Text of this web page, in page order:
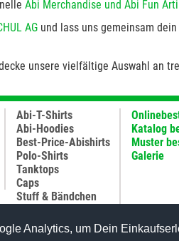
Analytics, um Dein
Abi Merchandise und Abi Fun
AG und lass uns gemeinsam
unsere vielfältige Auswahl an
Abi-T-Shirts
Abi-Hoodies
Best-Price-Abishirts
Polo-Shirts
Tanktops
Caps
Stuff & Bändchen
Katalog
Muster
Galerie